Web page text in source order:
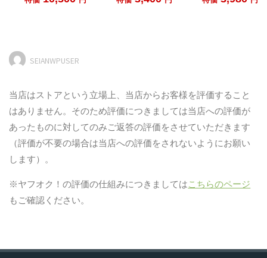
SEIANWPUSER
当店はストアという立場上、当店からお客様を評価すること
はありません。そのため評価につきましては当店への評価が
あったものに対してのみご返答の評価をさせていただきます
（評価が不要の場合は当店への評価をされないようにお願い
します）。
※ヤフオク！の評価の仕組みにつきましてはこちらのページ
もご確認ください。